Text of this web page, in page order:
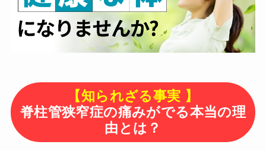
【知られざる事実 】
脊柱管狭窄症の痛みがでる本当の理
由とは？